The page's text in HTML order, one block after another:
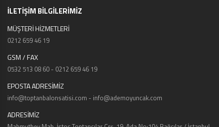
İLETİŞİM BİLGİLERİMİZ
MÜŞTERİ HİZMETLERİ
0212 659 46 19
GSM / FAX
0532 513 08 60 - 0212 659 46 19
EPOSTA ADRESİMİZ
info@toptanbalonsatisi.com - info@ademoyuncak.com
ADRESİMİZ